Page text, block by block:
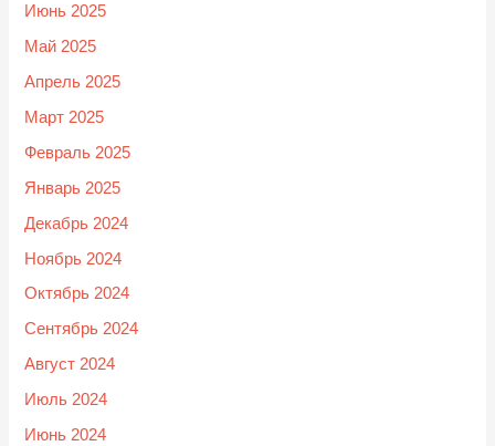
Июнь 2025
Май 2025
Апрель 2025
Март 2025
Февраль 2025
Январь 2025
Декабрь 2024
Ноябрь 2024
Октябрь 2024
Сентябрь 2024
Август 2024
Июль 2024
Июнь 2024